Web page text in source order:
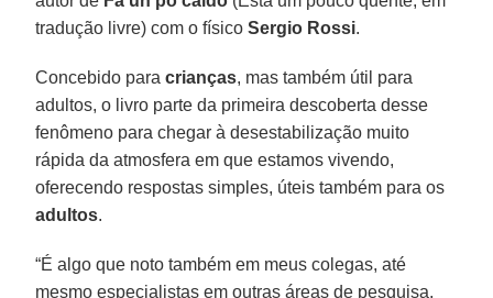
tradução livre) com o físicoSergio Rossi.
Concebido paracrianças, mas também útil para
adultos, o livro parte da primeira descoberta desse
fenômeno para chegar à desestabilização muito
rápida da atmosfera em que estamos vivendo,
oferecendo respostas simples, úteis também para os
adultos.
“É algo que noto também em meus colegas, até
mesmo especialistas em outras áreas de pesquisa,